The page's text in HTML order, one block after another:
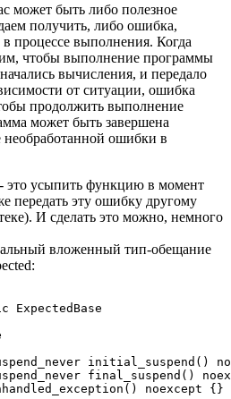
может быть либо полезное
получить, либо ошибка,
процессе выполнения. Когда
чтобы выполнение программы
вычисления, и передало
от ситуации, ошибка
продолжить выполнение
может быть завершена
необработанной ошибки в
это усыпить функцию в момент
передать эту ошибку другому
И сделать это можно, немного
вложенный тип-обещание